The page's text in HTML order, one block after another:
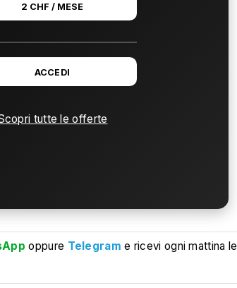
2 CHF / MESE
ACCEDI
tutte le offerte
oppure Telegram e ricevi ogni mattina le